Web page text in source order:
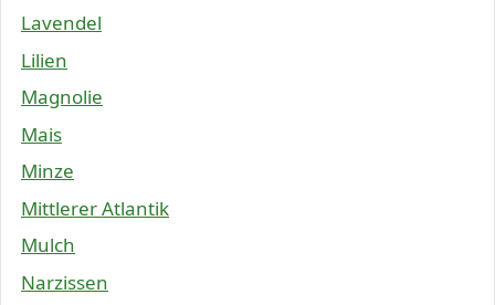
Lavendel
Lilien
Magnolie
Mais
Minze
Mittlerer Atlantik
Mulch
Narzissen